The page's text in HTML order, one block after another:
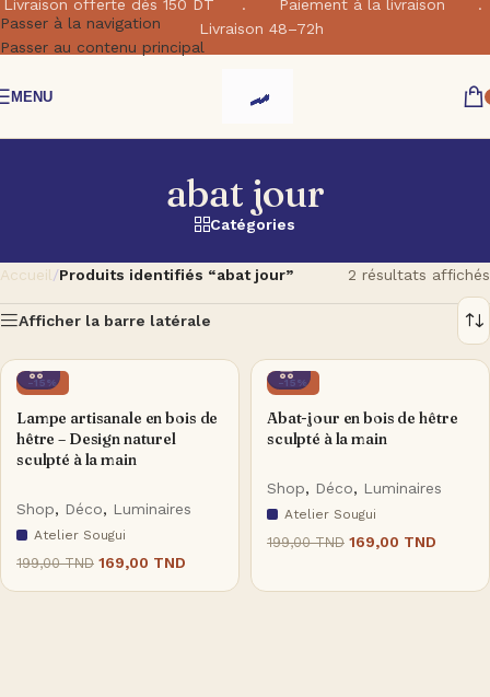
Passer à la navigation
Passer au contenu principal
Livraison offerte dés 150 DT . Paiement à la livraison .
Livraison 48–72h
MENU
abat jour
Catégories
Accueil/Produits identifiés “abat jour” 2 résultats affichés
Afficher la barre latérale
-15%
Lampe artisanale en bois de
hêtre – Design naturel
sculpté à la main
Shop, Déco, Luminaires
Atelier Sougui
199,00TND 169,00 TND
-15%
Abat-jour en bois de hêtre
sculpté à la main
Shop, Déco, Luminaires
Atelier Sougui
199,00TND 169,00 TND